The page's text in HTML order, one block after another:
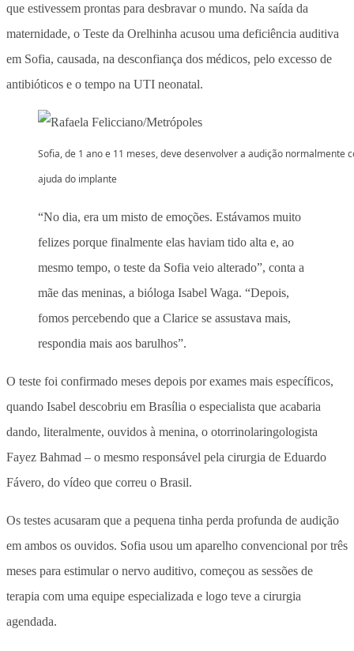
que estivessem prontas para desbravar o mundo. Na saída da
maternidade, o Teste da Orelhinha acusou uma deficiência auditiva
em Sofia, causada, na desconfiança dos médicos, pelo excesso de
antibióticos e o tempo na UTI neonatal.
Sofia, de 1 ano e 11 meses, deve desenvolver a audição normalmente
ajuda do implante
“No dia, era um misto de emoções. Estávamos muito
felizes porque finalmente elas haviam tido alta e, ao
mesmo tempo, o teste da Sofia veio alterado”, conta a
mãe das meninas, a bióloga Isabel Waga. “Depois,
fomos percebendo que a Clarice se assustava mais,
respondia mais aos barulhos”.
O teste foi confirmado meses depois por exames mais específicos,
quando Isabel descobriu em Brasília o especialista que acabaria
dando, literalmente, ouvidos à menina, o otorrinolaringologista
Fayez Bahmad – o mesmo responsável pela cirurgia de Eduardo
Fávero, do vídeo que correu o Brasil.
Os testes acusaram que a pequena tinha perda profunda de audição
em ambos os ouvidos. Sofia usou um aparelho convencional por três
meses para estimular o nervo auditivo, começou as sessões de
terapia com uma equipe especializada e logo teve a cirurgia
agendada.